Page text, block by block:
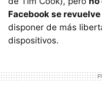
Facebook se
disponer de más
dispositivos.